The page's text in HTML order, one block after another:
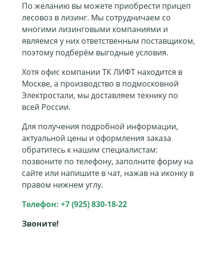
По желанию вы можете приобрести прицеп
лесовоз в лизинг. Мы сотрудничаем со
многими лизинговыми компаниями и
являемся у них ответственным поставщиком,
поэтому подберём выгодные условия.
Хотя офис компании ТК ЛИФТ находится в
Москве, а производство в подмосковной
Электростали, мы доставляем технику по
всей России.
Для получения подробной информации,
актуальной цены и оформления заказа
обратитесь к нашим специалистам:
позвоните по телефону, заполните форму на
сайте или напишите в чат, нажав на иконку в
правом нижнем углу.
Телефон: +7 (925) 830-18-22
Звоните!